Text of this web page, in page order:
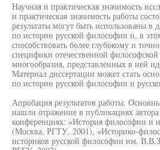
Научная и практическая значимость
и практическая значимость работы
результаты могут быть использованы в
по истории русской философии и, в
способствовать более глубокому и
специфики отечественной
многообразия, представленных в ней
Материал диссертации может стать
по истории русской философии и
Апробация результатов работы.
нашли отражение в публикациях
конференциях: «История философии и
(Москва, РГТУ, 2001), «Историко-
историков русской философии им.